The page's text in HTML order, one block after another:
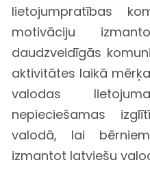
lietojumpratības
motivāciju
daudzveidīgās
aktivitātes laikā
valodas
nepieciešamas
valodā, lai
izmantot latviešu